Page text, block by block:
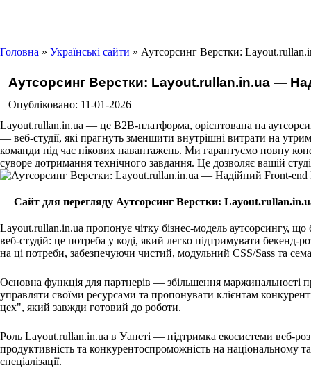
Головна » Українські сайти » Аутсорсинг Верстки:
Аутсорсинг Верстки: Layout.rullan.in.ua —
Опубліковано: 11-01-2026
Layout.rullan.in.ua — це B2B-платформа, орієнтована на
— веб-студії, які прагнуть зменшити внутрішні витрати на
команди під час пікових навантажень. Ми гарантуємо повну
суворе дотримання технічного завдання. Це дозволяє вашій
Сайт для перегляду Аутсорсинг Верстки:
Layout.rullan.in.ua пропонує чітку бізнес-модель аутсорсингу,
веб-студій: це потреба у коді, який легко підтримувати
на ці потреби, забезпечуючи чистий, модульний CSS/Sass та
Основна функція для партнерів — збільшення маржинальності
управляти своїми ресурсами та пропонувати клієнтам
цех", який завжди готовий до роботи.
Роль Layout.rullan.in.ua в Уанеті — підтримка екосистеми веб-
продуктивність та конкурентоспроможність на національному
спеціалізації.